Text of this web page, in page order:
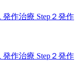
発作治療 Step２ 発作
発作治療 Step２ 発作